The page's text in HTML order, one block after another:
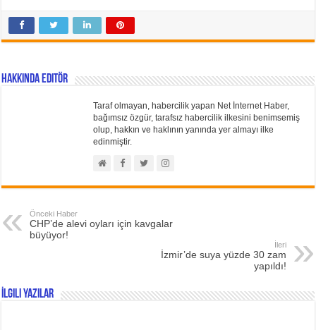
Hakkında Editör
Taraf olmayan, habercilik yapan Net İnternet Haber,
bağımsız özgür, tarafsız habercilik ilkesini benimsemiş
olup, hakkın ve haklının yanında yer almayı ilke
edinmiştir.
Önceki Haber
CHP’de alevi oyları için kavgalar
büyüyor!
İleri
İzmir’de suya yüzde 30 zam
yapıldı!
İlgili Yazılar